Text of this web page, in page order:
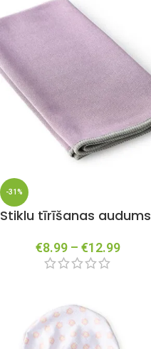
-31%
Stiklu tīrīšanas audums
€8.99 – €12.99